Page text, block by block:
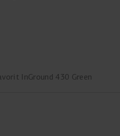
InGround 430 Green